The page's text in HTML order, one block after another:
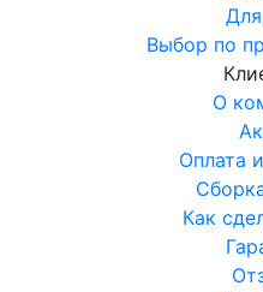
Выбор по
О
Оплата
Как